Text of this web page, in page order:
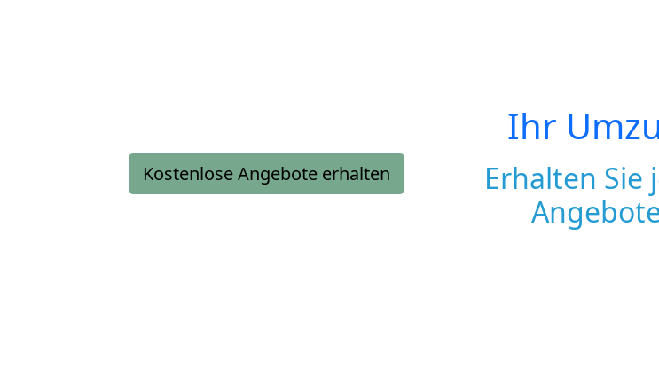
Kostenlose Angebote erhalten
Ihr
Erhalten Sie